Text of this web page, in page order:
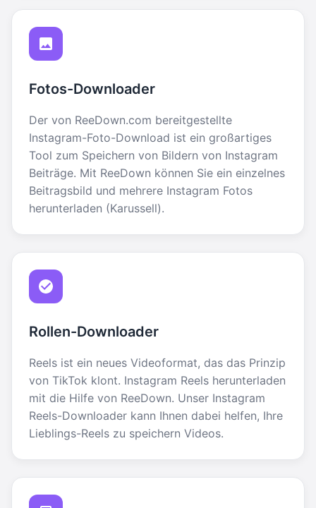
Fotos-Downloader
Der von ReeDown.com bereitgestellte
Instagram-Foto-Download ist ein großartiges
Tool zum Speichern von Bildern von Instagram
Beiträge. Mit ReeDown können Sie ein einzelnes
Beitragsbild und mehrere Instagram Fotos
herunterladen (Karussell).
Rollen-Downloader
Reels ist ein neues Videoformat, das das Prinzip
von TikTok klont. Instagram Reels herunterladen
mit die Hilfe von ReeDown. Unser Instagram
Reels-Downloader kann Ihnen dabei helfen, Ihre
Lieblings-Reels zu speichern Videos.